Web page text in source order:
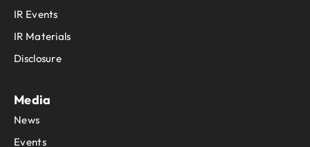
IR Events
IR Materials
Disclosure
Media
News
Events